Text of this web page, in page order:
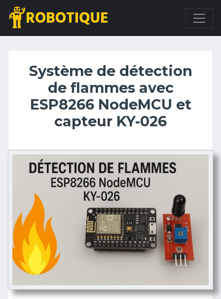
Système de détection
de flammes avec
ESP8266 NodeMCU et
capteur KY-026